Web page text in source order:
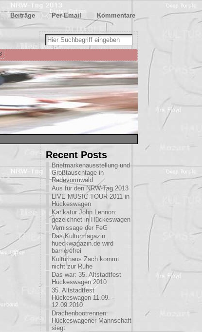
Kommentare
Per Email
Beiträge
Recent Posts
Briefmarkenausstellung und
Großtauschtage in
Radevormwald
Aus für den NRW-Tag 2013
LIVE-MUSIC-TOUR 2011 in
Hückeswagen
Karikatur John Lennon:
gezeichnet in Hückeswagen
Vernissage der FeG
Das Kulturmagazin
hueckwagazin.de wird
barrierefrei
Kulturhaus Zach kommt
nicht zur Ruhe
Das war: 35. Altstadtfest
Hückeswagen 2010
35. Altstadtfest
Hückeswagen 11.09. –
12.09.2010
Drachenbootrennen:
Hückeswagener Mannschaft
siegt